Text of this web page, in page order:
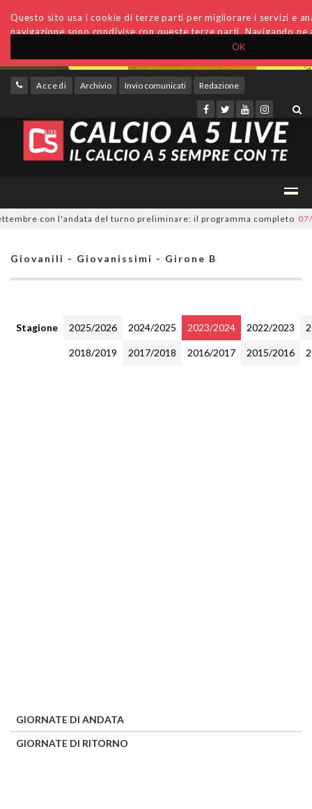
OK
Questo sito usa i cookie di terze parti per migliorare i servizi e
navigazione sono condivise con queste terze parti. Navigando
Accedi Archivio Invio comunicati Redazione
con l'andata del turno preliminare: il programma completo 07/08/
Giovanili - Giovanissimi - Girone B
Stagione 2025/2026 2024/2025 2023/2024 2022/2023
2018/2019 2017/2018 2016/2017 2015/2016
GIORNATE DI ANDATA
GIORNATE DI RITORNO